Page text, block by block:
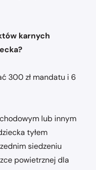
karnych
300 zł mandatu i 6
lub innym
tyłem
siedzeniu
powietrznej dla